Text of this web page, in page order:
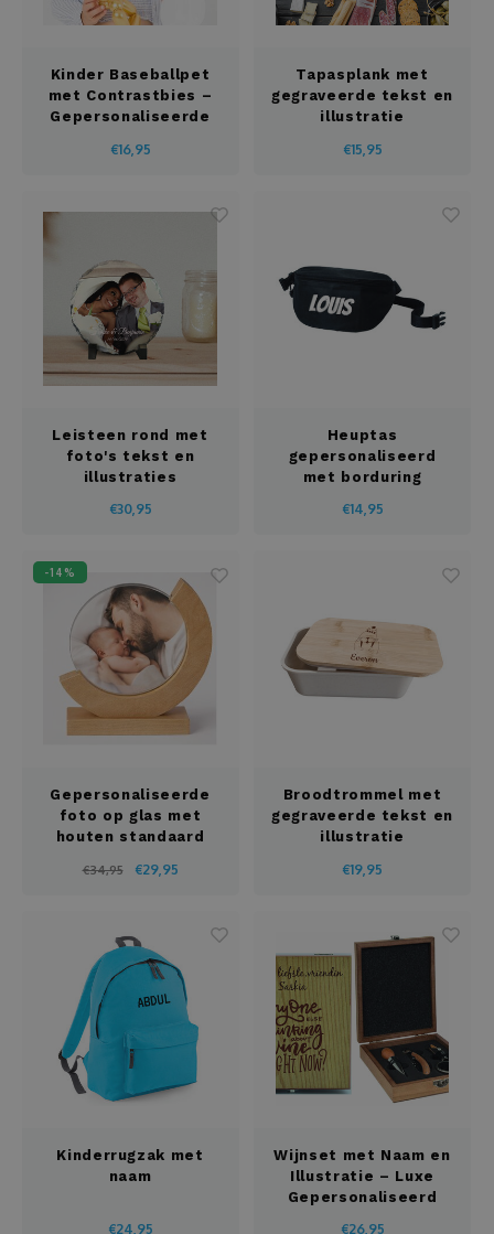
Kinder Baseballpet
met Contrastbies –
Gepersonaliseerde
€16,95
Tapasplank met
gegraveerde tekst en
illustratie
€15,95
Leisteen rond met
foto's tekst en
illustraties
€30,95
Heuptas
gepersonaliseerd
met borduring
€14,95
-14%
Gepersonaliseerde
foto op glas met
houten standaard
€34,95 €29,95
Broodtrommel met
gegraveerde tekst en
illustratie
€19,95
Kinderrugzak met
naam
€24,95
Wijnset met Naam en
Illustratie – Luxe
Gepersonaliseerd
€26,95